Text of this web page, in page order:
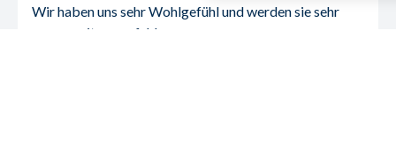
Wir haben uns sehr Wohlgefühl und werden sie sehr
gerne weiterempfehlen.